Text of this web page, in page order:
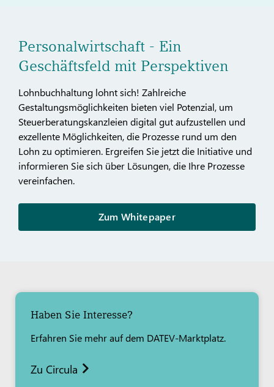
Personalwirtschaft - Ein
Geschäftsfeld mit Perspektiven
Lohnbuchhaltung lohnt sich! Zahlreiche
Gestaltungsmöglichkeiten bieten viel Potenzial, um
Steuerberatungskanzleien digital gut aufzustellen und
exzellente Möglichkeiten, die Prozesse rund um den
Lohn zu optimieren. Ergreifen Sie jetzt die Initiative und
informieren Sie sich über Lösungen, die Ihre Prozesse
vereinfachen.
Zum Whitepaper
Haben Sie Interesse?
Erfahren Sie mehr auf dem DATEV-Marktplatz.
Zu Circula